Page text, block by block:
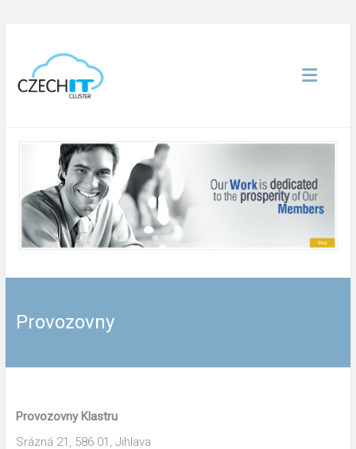
CZECH IT CLUSTER
Provozovny
Provozovny Klastru
Srázná 21, 586 01, Jihlava